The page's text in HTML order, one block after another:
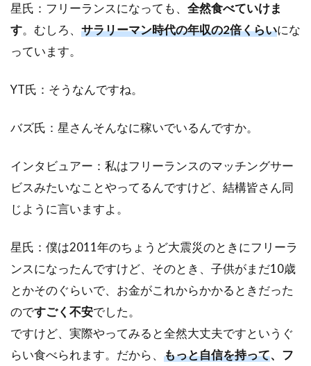
星氏：フリーランスになっても、 全然食べていけま
す。むしろ、 サラリーマン時代の年収の2倍くらいにな
っています。
YT氏：そうなんですね。
バズ氏：星さんそんなに稼いでいるんですか。
インタビュアー：私はフリーランスのマッチングサー
ビスみたいなことやってるんですけど、結構皆さん同
じように言いますよ。
星氏：僕は2011年のちょうど大震災のときにフリーラ
ンスになったんですけど、そのとき、子供がまだ10歳
とかそのぐらいで、お金がこれからかかるときだった
のですごく不安でした。
ですけど、実際やってみると全然大丈夫ですというぐ
らい食べられます。だから、 もっと自信を持って、フ